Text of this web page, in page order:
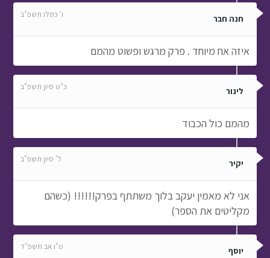
חנה חבר ו' כסלו תשפ"ב
איזה אח מיוחד . פרק מרגש ופשוט מהמם
לינור כ"ט סיון תשפ"ב
מהמם כול הכבוד
יקיר ל' סיון תשפ"ב
אני לא מאמין יעקב בלוך משתתף בפרק!!!!!! (כשהם
מקליטים את הספר)
יוסף ט"ו אב תשפ"ד